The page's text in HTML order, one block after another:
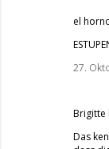
el
27.
Brigitte
Das